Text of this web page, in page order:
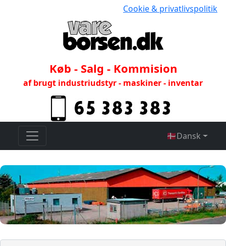
Cookie & privatlivspolitik
Køb - Salg - Kommision
af brugt industriudstyr - maskiner - inventar
🇩🇰Dansk